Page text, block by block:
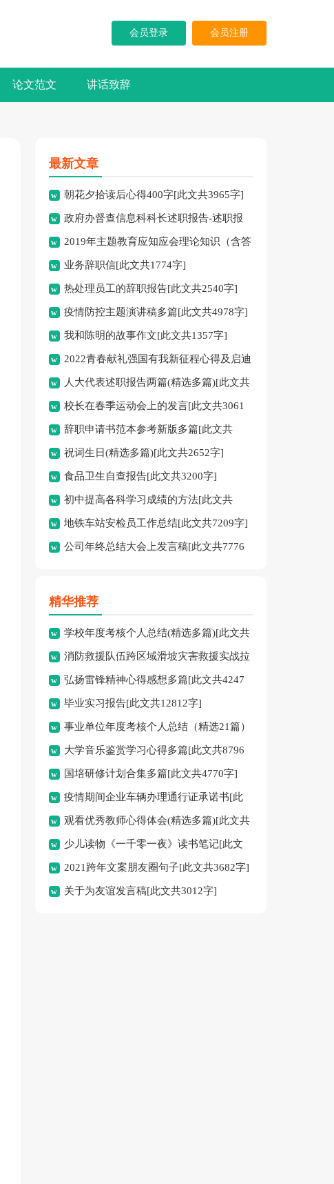
会员登录 会员注册
论文范文 讲话致辞
最新文章
朝花夕拾读后心得400字[此文共3965字]
政府办督查信息科科长述职报告-述职报
告[此文共10194字]
2019年主题教育应知应会理论知识（含答
案）[此文共10252字]
业务辞职信[此文共1774字]
热处理员工的辞职报告[此文共2540字]
疫情防控主题演讲稿多篇[此文共4978字]
我和陈明的故事作文[此文共1357字]
2022青春献礼强国有我新征程心得及启迪
多篇[此文共4095字]
人大代表述职报告两篇(精选多篇)[此文共
12798字]
校长在春季运动会上的发言[此文共3061
字] 辞职申请书范本参考新版多篇[此文共
2986字]
祝词生日(精选多篇)[此文共2652字]
食品卫生自查报告[此文共3200字]
初中提高各科学习成绩的方法[此文共
2526字]
地铁车站安检员工作总结[此文共7209字]
公司年终总结大会上发言稿[此文共7776
精华推荐
学校年度考核个人总结(精选多篇)[此文共
4295字]
消防救援队伍跨区域滑坡灾害救援实战拉
动演练纪实[此文共1543字]
弘扬雷锋精神心得感想多篇[此文共4247
字] 毕业实习报告[此文共12812字]
事业单位年度考核个人总结（精选21篇）
[此文共20292字]
大学音乐鉴赏学习心得多篇[此文共8796
字] 国培研修计划合集多篇[此文共4770字]
疫情期间企业车辆办理通行证承诺书[此
文共225字]
观看优秀教师心得体会(精选多篇)[此文共
9007字]
少儿读物《一千零一夜》读书笔记[此文
共2635字]
2021跨年文案朋友圈句子[此文共3682字]
关于为友谊发言稿[此文共3012字]